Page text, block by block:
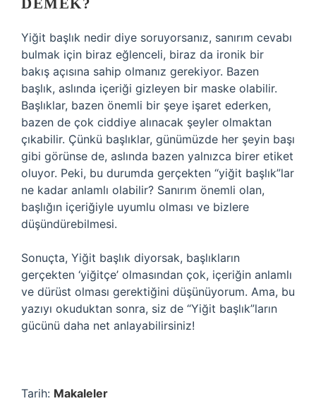
DEMEK?
Yiğit başlık nedir diye soruyorsanız, sanırım cevabı
bulmak için biraz eğlenceli, biraz da ironik bir
bakış açısına sahip olmanız gerekiyor. Bazen
başlık, aslında içeriği gizleyen bir maske olabilir.
Başlıklar, bazen önemli bir şeye işaret ederken,
bazen de çok ciddiye alınacak şeyler olmaktan
çıkabilir. Çünkü başlıklar, günümüzde her şeyin başı
gibi görünse de, aslında bazen yalnızca birer etiket
oluyor. Peki, bu durumda gerçekten “yiğit başlık”lar
ne kadar anlamlı olabilir? Sanırım önemli olan,
başlığın içeriğiyle uyumlu olması ve bizlere
düşündürebilmesi.
Sonuçta, Yiğit başlık diyorsak, başlıkların
gerçekten ‘yiğitçe’ olmasından çok, içeriğin anlamlı
ve dürüst olması gerektiğini düşünüyorum. Ama, bu
yazıyı okuduktan sonra, siz de “Yiğit başlık”ların
gücünü daha net anlayabilirsiniz!
Tarih: Makaleler